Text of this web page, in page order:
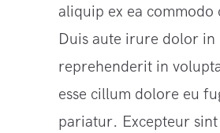
aliquip ex ea commodo
Duis aute irure dolor in
reprehenderit in
esse cillum dolore eu
pariatur. Excepteur sint